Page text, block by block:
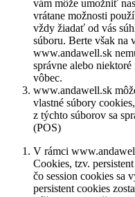
vám môže umožniť
vrátane možnosti
vždy žiadať od vás
súboru. Berte však na
www.andawell.sk
správne alebo
vôbec.
www.andawell.sk
vlastné súbory
z týchto súborov sa
(POS)
V rámci
Cookies, tzv.
čo session cookies sa
persistent cookies